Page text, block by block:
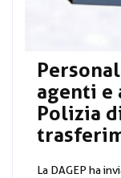
agenti e
Polizia
La DAGEP ha